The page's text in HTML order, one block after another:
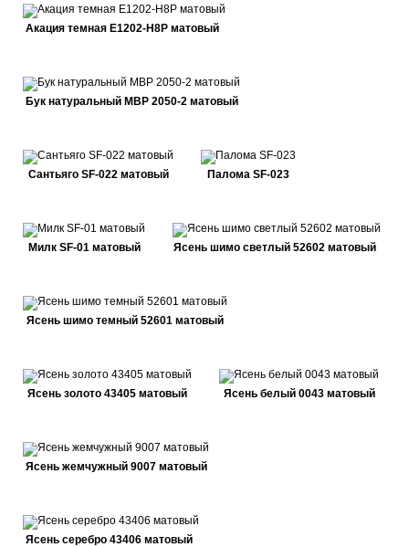
Акация темная E1202-H8P матовый
Бук натуральный MBP 2050-2 матовый
Сантьяго SF-022 матовый Палома SF-023
Милк SF-01 матовый Ясень шимо светлый 52602 матовый
Ясень шимо темный 52601 матовый
Ясень золото 43405 матовый Ясень белый 0043 матовый
Ясень жемчужный 9007 матовый
Ясень серебро 43406 матовый